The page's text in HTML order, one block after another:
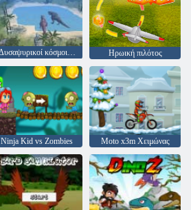
Δυσαψυρικοί κόσμοι Jurassic Survival World Ηρωική πιλότος
Ninja Kid vs Zombies Moto x3m Χειμώνας